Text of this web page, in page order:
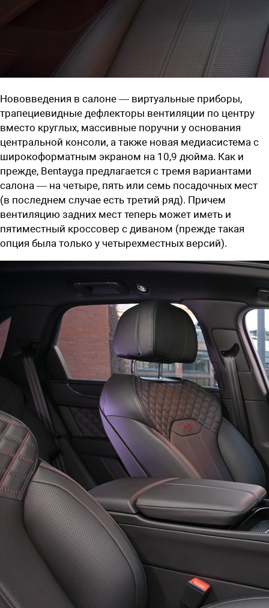
Нововведения в салоне — виртуальные приборы,
трапециевидные дефлекторы вентиляции по центру
вместо круглых, массивные поручни у основания
центральной консоли, а также новая медиасистема с
широкоформатным экраном на 10,9 дюйма. Как и
прежде, Bentayga предлагается с тремя вариантами
салона — на четыре, пять или семь посадочных мест
(в последнем случае есть третий ряд). Причем
вентиляцию задних мест теперь может иметь и
пятиместный кроссовер с диваном (прежде такая
опция была только у четырехместных версий).